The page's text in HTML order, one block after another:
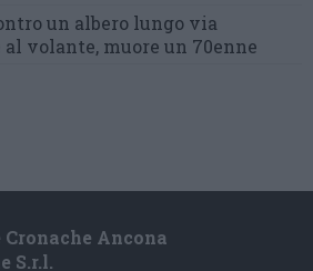
un albero lungo via
al volante, muore un 70enne
Ancona
S.r.l.